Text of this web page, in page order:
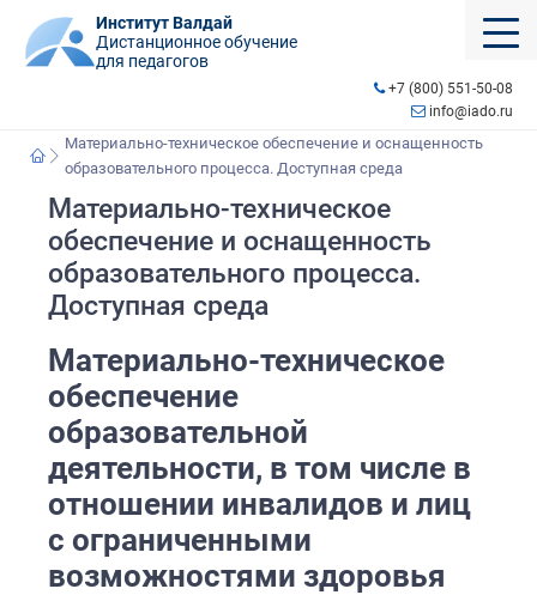
Институт Валдай
Дистанционное обучение
для педагогов
+7 (800) 551-50-08
info@iado.ru
Материально-техническое обеспечение и оснащенность
образовательного процесса. Доступная среда
Материально-техническое
обеспечение и оснащенность
образовательного процесса.
Доступная среда
Материально-техническое
обеспечение
образовательной
деятельности, в том числе в
отношении инвалидов и лиц
с ограниченными
возможностями здоровья